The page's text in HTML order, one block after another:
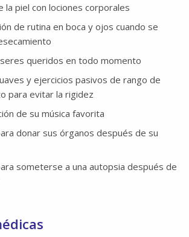
la piel con lociones corporales
de rutina en boca y ojos cuando se
queridos en todo momento
y ejercicios pasivos de rango de
para evitar la rigidez
de su música favorita
donar sus órganos después de su
someterse a una autopsia después de